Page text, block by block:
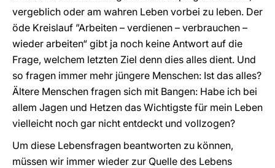
vergeblich oder am wahren Leben vorbei zu leben. Der
öde Kreislauf ”Arbeiten – verdienen – verbrauchen –
wieder arbeiten“ gibt ja noch keine Antwort auf die
Frage, welchem letzten Ziel denn dies alles dient. Und
so fragen immer mehr jüngere Menschen: Ist das alles?
Ältere Menschen fragen sich mit Bangen: Habe ich bei
allem Jagen und Hetzen das Wichtigste für mein Leben
vielleicht noch gar nicht entdeckt und vollzogen?
Um diese Lebensfragen beantworten zu können,
müssen wir immer wieder zur Quelle des Lebens